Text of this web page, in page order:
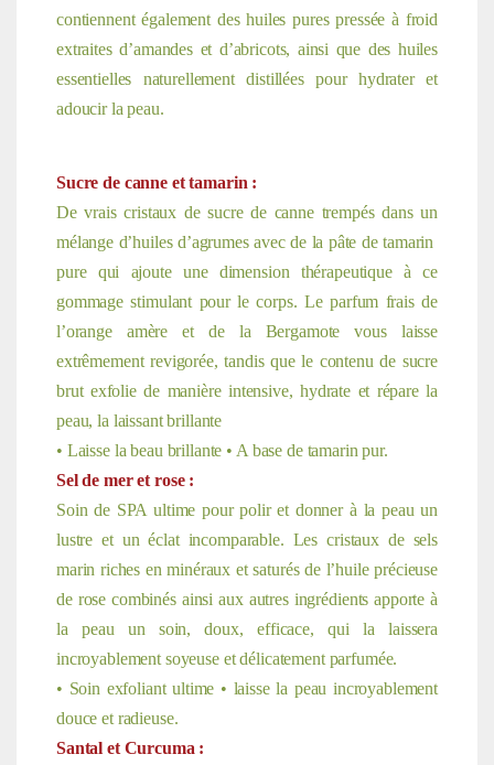
contiennent également des huiles pures pressée à froid
extraites d’amandes et d’abricots, ainsi que des huiles
essentielles naturellement distillées pour hydrater et
adoucir la peau.
Sucre de canne et tamarin :
De vrais cristaux de sucre de canne trempés dans un
mélange d’huiles d’agrumes avec de la pâte de tamarin
pure qui ajoute une dimension thérapeutique à ce
gommage stimulant pour le corps. Le parfum frais de
l’orange amère et de la Bergamote vous laisse
extrêmement revigorée, tandis que le contenu de sucre
brut exfolie de manière intensive, hydrate et répare la
peau, la laissant brillante
• Laisse la beau brillante • A base de tamarin pur.
Sel de mer et rose :
Soin de SPA ultime pour polir et donner à la peau un
lustre et un éclat incomparable. Les cristaux de sels
marin riches en minéraux et saturés de l’huile précieuse
de rose combinés ainsi aux autres ingrédients apporte à
la peau un soin, doux, efficace, qui la laissera
incroyablement soyeuse et délicatement parfumée.
• Soin exfoliant ultime • laisse la peau incroyablement
douce et radieuse.
Santal et Curcuma :